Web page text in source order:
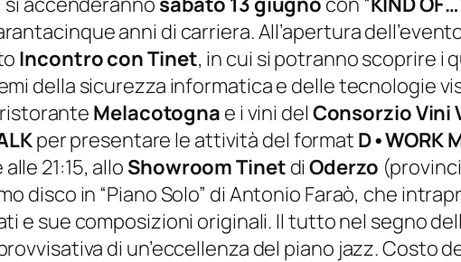
anni di carriera. All’apertura
Incontro con Tinet, in cui si potranno scoprire i
della sicurezza informatica e delle tecnologie
Melacotogna e i vini del Consorzio Vini
per presentare le attività del format D•WORK
21:15, allo Showroom Tinet diOderzo
disco in “Piano Solo” di Antonio Faraò, che
e sue composizioni originali. Il tutto nel segno
di un’eccellenza del piano jazz. Costo